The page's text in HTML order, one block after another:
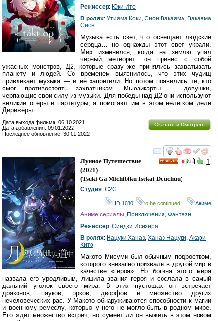
Режиссер: Юки Ито
В ролях: Утияма Коки, Сион Вакаяма, Вакаяма
Сион
Музыка есть свет, что освещает людские
сердца… но однажды этот свет украли.
Мир изменился, когда на землю упал
чёрный метеорит: он принёс с собой
ужасных монстров, Д2, которые сразу же принялись захватывать
планету и людей. Со временем выяснилось, что этих чудищ
привлекает музыка — и её запретили. Но потом появились те, кто
смог противостоять захватчикам. Мьюзикарты — девушки,
черпающие свои силу из музыки. Для победы над Д2 они используют
великие оперы и партитуры, а помогают им в этом нелёгком деле
Дирижёры.
Скачать и Смотреть
Дата выхода фильма: 06.10.2021
Дата добавления: 09.01.2022
Последнее обновление: 30.01.2022
смотреть
1
Лунное Путешествие
(2021)
(Tsuki Ga Michibiku Isekai Douchuu)
Студия: C2C
HD 1080 to be continued... Аниме
Аниме сериалы, Приключения, Фэнтези
Режиссер: Синдзи Исихира
В ролях: Нацуки Ханаэ, Ханаэ Нацуки, Акари
Кито
Макото Мисуми был обычным подростком,
которого внезапно призвали в другой мир в
качестве «героя». Но богиня этого мира
назвала его уродливым, лишила звания героя и сослала в самый
дальний уголок своего мира. В этих пустошах он встречает
драконов, пауков, орков, дворфов и множество других
нечеловеческих рас. У Макото обнаруживаются способности к магии
и военному ремеслу, которых у него не могло быть в родном мире.
Его ждёт множество встреч, но сумеет ли он выжить в этом новом